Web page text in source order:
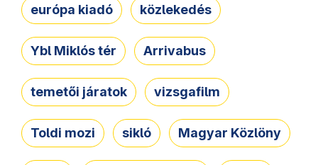
európa kiadó közlekedés
Ybl Miklós tér Arrivabus
temetői járatok vizsgafilm
Toldi mozi sikló Magyar Közlöny